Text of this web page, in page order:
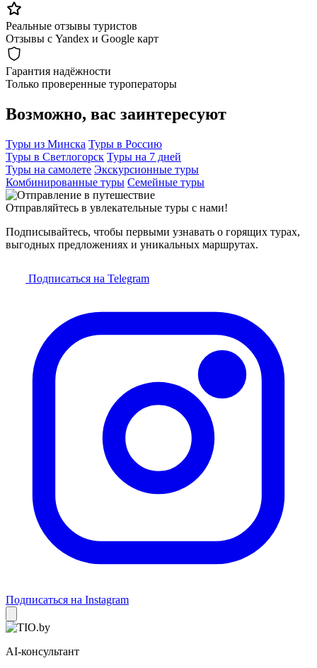
Реальные отзывы туристов
Отзывы с Yandex и Google карт
Гарантия надёжности
Только проверенные туроператоры
Возможно, вас заинтересуют
Туры из Минска Туры в Россию
Туры в Светлогорск Туры на 7 дней
Туры на самолете Экскурсионные туры
Комбинированные туры Семейные туры
Отправляйтесь в увлекательные туры с нами!
Подписывайтесь, чтобы первыми узнавать о горящих турах,
выгодных предложениях и уникальных маршрутах.
Подписаться на Telegram
Подписаться на Instagram
AI-консультант